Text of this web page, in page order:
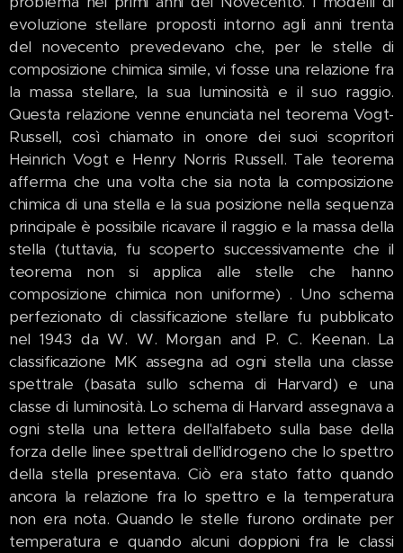
evoluzione stellare proposti intorno agli anni trenta
del novecento prevedevano che, per le stelle di
composizione chimica simile, vi fosse una relazione fra
la massa stellare, la sua luminosità e il suo raggio.
Questa relazione venne enunciata nel teorema Vogt-
Russell, così chiamato in onore dei suoi scopritori
Heinrich Vogt e Henry Norris Russell. Tale teorema
afferma che una volta che sia nota la composizione
chimica di una stella e la sua posizione nella sequenza
principale è possibile ricavare il raggio e la massa della
stella (tuttavia, fu scoperto successivamente che il
teorema non si applica alle stelle che hanno
composizione chimica non uniforme) . Uno schema
perfezionato di classificazione stellare fu pubblicato
nel 1943 da W. W. Morgan and P. C. Keenan. La
classificazione MK assegna ad ogni stella una classe
spettrale (basata sullo schema di Harvard) e una
classe di luminosità. Lo schema di Harvard assegnava a
ogni stella una lettera dell'alfabeto sulla base della
forza delle linee spettrali dell'idrogeno che lo spettro
della stella presentava. Ciò era stato fatto quando
ancora la relazione fra lo spettro e la temperatura
non era nota. Quando le stelle furono ordinate per
temperatura e quando alcuni doppioni fra le classi